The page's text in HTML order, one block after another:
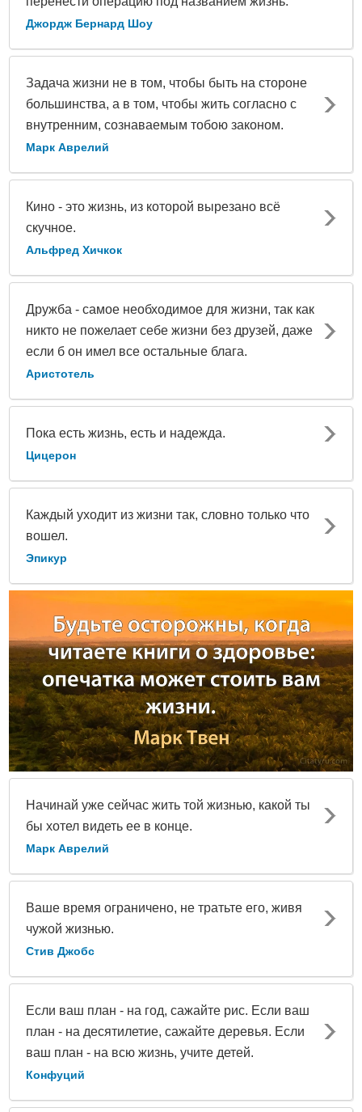
Джордж Бернард Шоу
Задача жизни не в том, чтобы быть на стороне
большинства, а в том, чтобы жить согласно с
внутренним, сознаваемым тобою законом.
Марк Аврелий
Кино - это жизнь, из которой вырезано всё
скучное.
Альфред Хичкок
Дружба - самое необходимое для жизни, так как
никто не пожелает себе жизни без друзей, даже
если б он имел все остальные блага.
Аристотель
Пока есть жизнь, есть и надежда.
Цицерон
Каждый уходит из жизни так, словно только что
вошел.
Эпикур
Начинай уже сейчас жить той жизнью, какой ты
бы хотел видеть ее в конце.
Марк Аврелий
Ваше время ограничено, не тратьте его, живя
чужой жизнью.
Стив Джобс
Если ваш план - на год, сажайте рис. Если ваш
план - на десятилетие, сажайте деревья. Если
ваш план - на всю жизнь, учите детей.
Конфуций